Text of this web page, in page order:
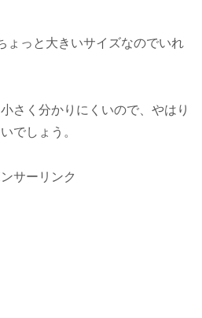
ょっと大きいサイズなのでいれ
さく分かりにくいので、やはり
でしょう。
サーリンク